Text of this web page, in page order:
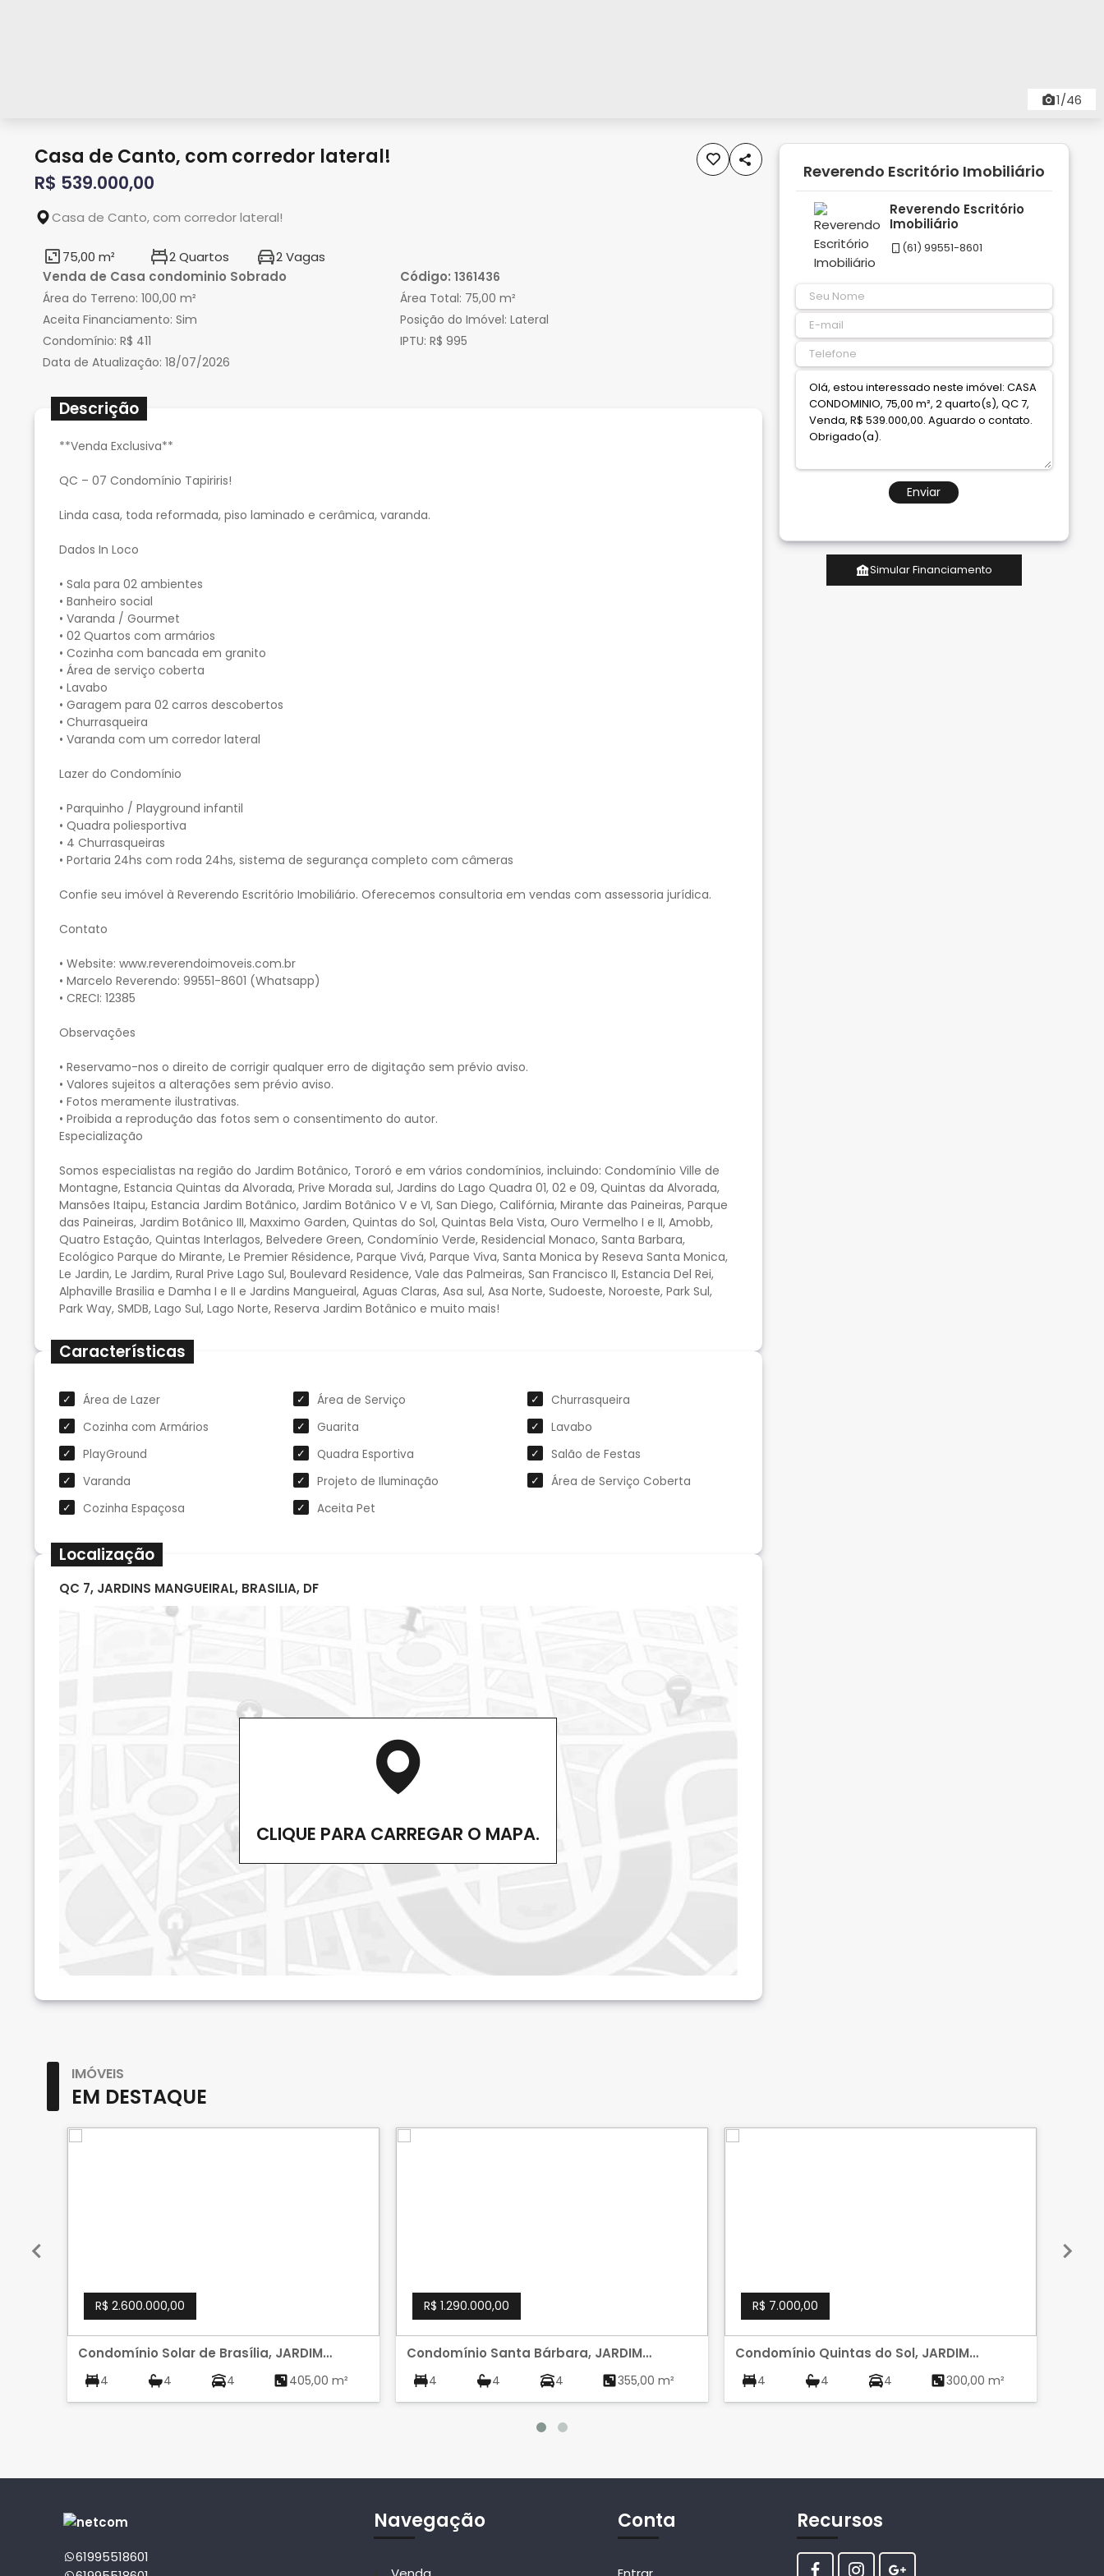
1/46
Casa de Canto, com corredor lateral!
R$ 539.000,00
Casa de Canto, com corredor lateral!
75,00 m² 2 Quartos
2 Vagas
Venda de Casa condominio Sobrado
Código:1361436
Área do Terreno: 100,00 m² Área Total: 75,00 m²
Aceita Financiamento: Sim Posição do Imóvel:Lateral
Condomínio: R$ 411 IPTU:R$ 995
Data de Atualização: 18/07/2026
Descrição
**Venda Exclusiva**
QC – 07 Condomínio Tapiriris!
Linda casa, toda reformada, piso laminado e cerâmica, varanda.
Dados In Loco
• Sala para 02 ambientes
• Banheiro social
• Varanda / Gourmet
• 02 Quartos com armários
• Cozinha com bancada em granito
• Área de serviço coberta
• Lavabo
• Garagem para 02 carros descobertos
• Churrasqueira
• Varanda com um corredor lateral
Lazer do Condomínio
• Parquinho / Playground infantil
• Quadra poliesportiva
• 4 Churrasqueiras
• Portaria 24hs com roda 24hs, sistema de segurança completo com câmeras
Confie seu imóvel à Reverendo Escritório Imobiliário. Oferecemos consultoria em vendas com assessoria jurídica.
Contato
• Website: www.reverendoimoveis.com.br
• Marcelo Reverendo: 99551-8601 (Whatsapp)
• CRECI: 12385
Observações
• Reservamo-nos o direito de corrigir qualquer erro de digitação sem prévio aviso.
• Valores sujeitos a alterações sem prévio aviso.
• Fotos meramente ilustrativas.
• Proibida a reprodução das fotos sem o consentimento do autor.
Especialização
Somos especialistas na região do Jardim Botânico, Tororó e em vários condomínios, incluindo: Condomínio Ville de
Montagne, Estancia Quintas da Alvorada, Prive Morada sul, Jardins do Lago Quadra 01, 02 e 09, Quintas da Alvorada,
Mansões Itaipu, Estancia Jardim Botânico, Jardim Botânico V e VI, San Diego, Califórnia, Mirante das Paineiras, Parque
das Paineiras, Jardim Botânico III, Maxximo Garden, Quintas do Sol, Quintas Bela Vista, Ouro Vermelho I e II, Amobb,
Quatro Estação, Quintas Interlagos, Belvedere Green, Condomínio Verde, Residencial Monaco, Santa Barbara,
Ecológico Parque do Mirante, Le Premier Résidence, Parque Vivá, Parque Viva, Santa Monica by Reseva Santa Monica,
Le Jardin, Le Jardim, Rural Prive Lago Sul, Boulevard Residence, Vale das Palmeiras, San Francisco II, Estancia Del Rei,
Alphaville Brasilia e Damha I e II e Jardins Mangueiral, Aguas Claras, Asa sul, Asa Norte, Sudoeste, Noroeste, Park Sul,
Park Way, SMDB, Lago Sul, Lago Norte, Reserva Jardim Botânico e muito mais!
Características
Área de Lazer Área de Serviço
Churrasqueira
Cozinha com Armários
Guarita
Lavabo
PlayGround
Quadra Esportiva
Salão de Festas
Varanda
Projeto de Iluminação
Área de Serviço Coberta
Cozinha Espaçosa
Aceita Pet
Localização
QC 7, JARDINS MANGUEIRAL, BRASILIA, DF
CLIQUE PARA CARREGAR O MAPA.
Reverendo Escritório Imobiliário
Reverendo Escritório
Imobiliário
(61) 99551-8601
Enviar
Simular Financiamento
IMÓVEIS
EM DESTAQUE
R$ 2.600.000,00
Condomínio Solar de Brasília, JARDIM
BOTANICO, BRASILIA
4 4 4 405,00 m²
R$ 1.290.000,00
Condomínio Santa Bárbara, JARDIM
BOTANICO, BRASILIA
4 4 4 355,00 m²
R$ 7.000,00
Condomínio Quintas do Sol, JARDIM
BOTANICO, BRASILIA
4 4 4 300,00 m²
61995518601
Navegação Conta Recursos